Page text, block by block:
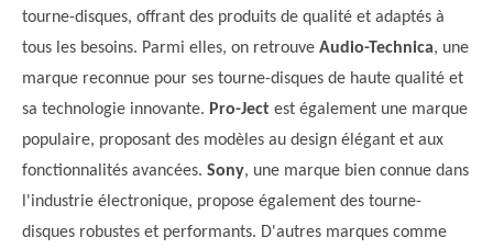
tourne-disques, offrant des produits de qualité et adaptés à
tous les besoins. Parmi elles, on retrouve Audio-Technica, une
marque reconnue pour ses tourne-disques de haute qualité et
sa technologie innovante. Pro-Ject est également une marque
populaire, proposant des modèles au design élégant et aux
fonctionnalités avancées. Sony, une marque bien connue dans
l'industrie électronique, propose également des tourne-
disques robustes et performants. D'autres marques comme